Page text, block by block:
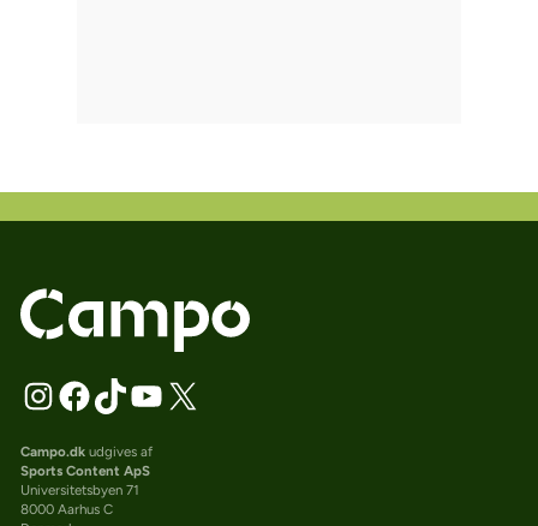
Campo.dkudgives af
Sports Content ApS
Universitetsbyen 71
8000 Aarhus C